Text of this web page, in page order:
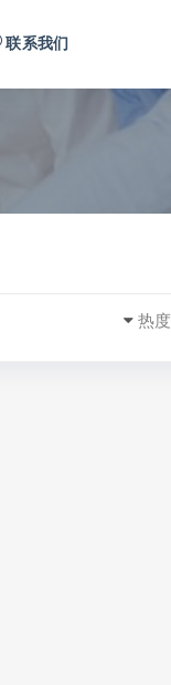
联系我们
热度